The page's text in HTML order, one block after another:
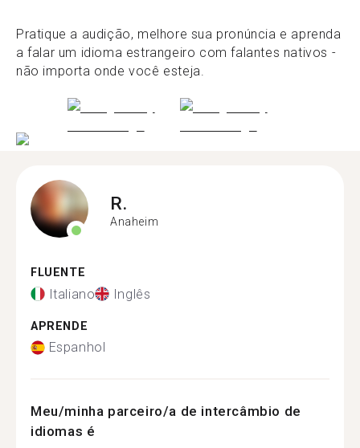
Pratique a audição, melhore sua pronúncia e aprenda
a falar um idioma estrangeiro com falantes nativos -
não importa onde você esteja.
R.
Anaheim
FLUENTE
Italiano Inglês
APRENDE
Espanhol
Meu/minha parceiro/a de intercâmbio de
idiomas é